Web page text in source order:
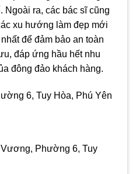
Ngoài ra, các bác sĩ cũng
xu hướng làm đẹp mới
để đảm bảo an toàn
đáp ứng hầu hết nhu
đông đảo khách hàng.
6, Tuy Hòa, Phú Yên
Phường 6, Tuy